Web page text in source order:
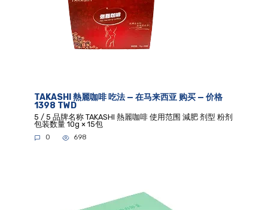
TAKASHI 熱麗咖啡 吃法 — 在马来西亚 购买 — 价格
1398 TWD
5 / 5 品牌名称 TAKASHI 熱麗咖啡 使用范围 減肥 剂型 粉剂
包装数量 10g × 15包
0 698